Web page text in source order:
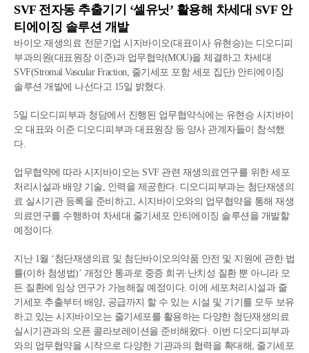
SVF 전자동 추출기기 ‘셀유닛’ 활용해 차세대 SVF 안
티에이징 솔루션 개발
바이오 재생의료 전문기업 시지바이오(대표이사 유현승)는 디오디피
부과의원(대표원장 이준)과 업무협약(MOU)을 체결하고 차세대
SVF(Stromal Vascular Fraction, 줄기세포 포함 세포 집단) 안티에이징
솔루션 개발에 나선다고 15일 밝혔다.
5일 디오디피부과 청담에서 진행된 업무협약식에는 유현승 시지바이
오 대표와 이준 디오디피부과 대표원장 등 양사 관계자들이 참석했
다.
업무협약에 따라 시지바이오는 SVF 관련 재생의료연구를 위한 세포
처리시설과 배양 기술, 인력을 제공한다. 디오디피부과는 첨단재생의
료 실시기관 등록을 준비하고, 시지바이오와의 업무협약을 통해 재생
의료연구를 수행하여 차세대 줄기세포 안티에이징 솔루션을 개발할
예정이다.
지난 1월 ‘첨단재생의료 및 첨단바이오의약품 안전 및 지원에 관한 법
률(이하 첨생법)’ 개정안 통과로 중증 희귀·난치성 질환 뿐 아니라 모
든 질환에 임상 연구가 가능해질 예정이다. 이에 세포처리시설과 줄
기세포 추출부터 배양, 공급까지 할 수 있는 시설 및 기기를 모두 보유
하고 있는 시지바이오는 줄기세포를 활용하는 다양한 첨단재생의료
실시기관과의 오픈 콜라보레이션을 준비해왔다. 이번 디오디피부과
와의 업무협약을 시작으로 다양한 기관과의 협력을 확대해, 줄기세포